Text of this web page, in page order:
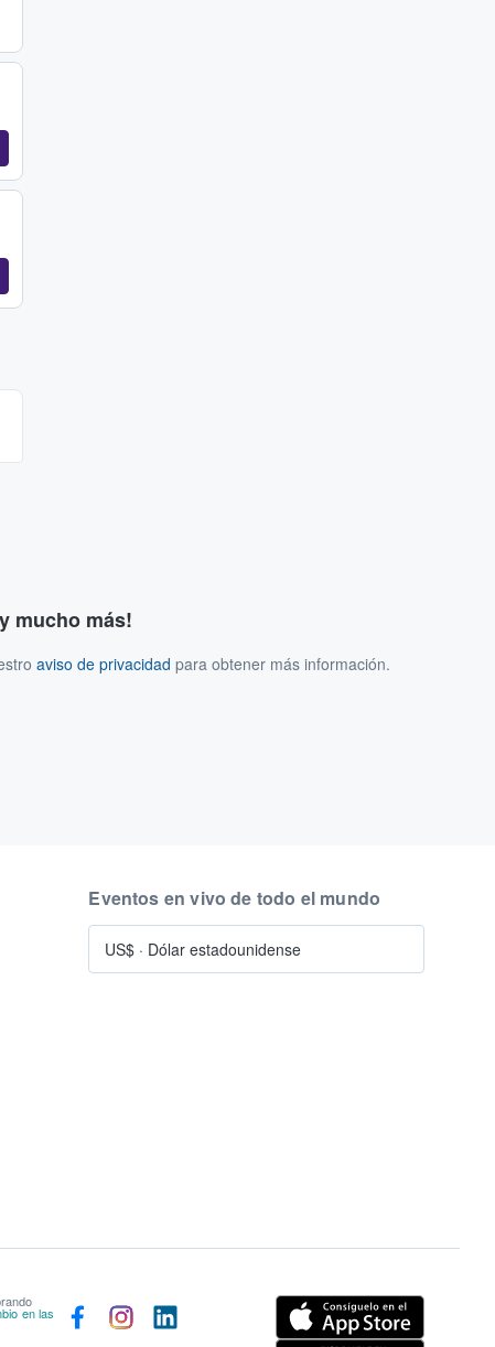
mucho más!
aviso de privacidad para obtener más información.
Eventos en vivo de todo el mundo
US$ · Dólar estadounidense
en las